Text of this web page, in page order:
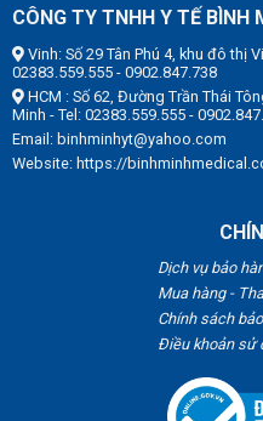
CÔNG TY TNHH Y TẾ BÌNH
Vinh: Số 29 Tân Phú 4, khu đô thị
02383.559.555 - 0902.847.738
HCM : Số 62, Đường Trần Thái
Minh - Tel: 02383.559.555 -
Email: binhminhyt@yahoo.com
Website: https://
Dịch vụ bảo
Mua hàng -
Chính sách
Điều khoản sử